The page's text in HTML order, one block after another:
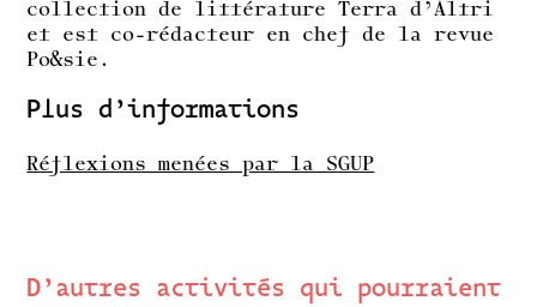
collection de littérature Terra d’Altri
et est co-rédacteur en chef de la revue
Po&sie.
Plus d’informations
Réflexions menées par la SGUP
D’autres activités qui pourraient